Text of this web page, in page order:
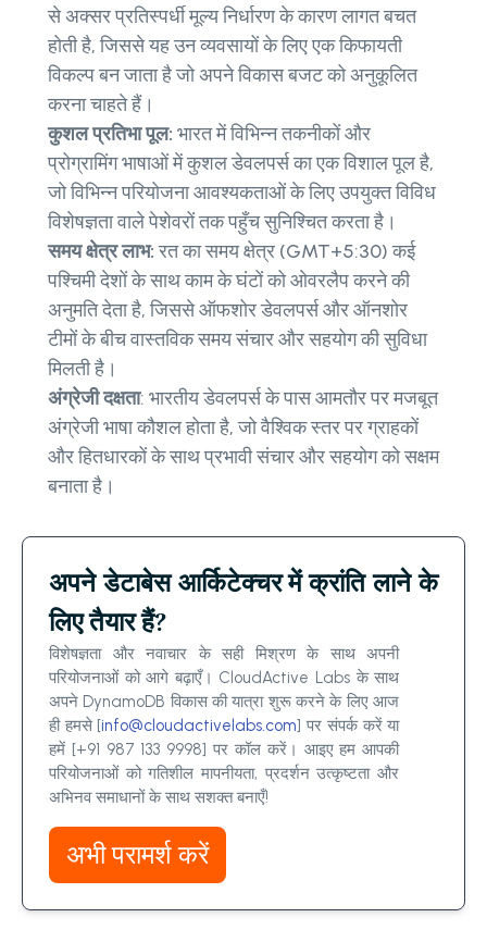
से अक्सर प्रतिस्पर्धी मूल्य निर्धारण के कारण लागत बचत
होती है, जिससे यह उन व्यवसायों के लिए एक किफायती
विकल्प बन जाता है जो अपने विकास बजट को अनुकूलित
करना चाहते हैं।
कुशल प्रतिभा पूल: भारत में विभिन्न तकनीकों और
प्रोग्रामिंग भाषाओं में कुशल डेवलपर्स का एक विशाल पूल है,
जो विभिन्न परियोजना आवश्यकताओं के लिए उपयुक्त विविध
विशेषज्ञता वाले पेशेवरों तक पहुँच सुनिश्चित करता है।
समय क्षेत्र लाभ:रत का समय क्षेत्र (GMT+5:30) कई
पश्चिमी देशों के साथ काम के घंटों को ओवरलैप करने की
अनुमति देता है, जिससे ऑफशोर डेवलपर्स और ऑनशोर
टीमों के बीच वास्तविक समय संचार और सहयोग की सुविधा
मिलती है।
अंग्रेजी दक्षता: भारतीय डेवलपर्स के पास आमतौर पर मजबूत
अंग्रेजी भाषा कौशल होता है, जो वैश्विक स्तर पर ग्राहकों
और हितधारकों के साथ प्रभावी संचार और सहयोग को सक्षम
बनाता है।
अपने डेटाबेस आर्किटेक्चर में क्रांति लाने के
लिए तैयार हैं?
विशेषज्ञता और नवाचार के सही मिश्रण के साथ अपनी
परियोजनाओं को आगे बढ़ाएँ। CloudActive Labs के साथ
अपने DynamoDB विकास की यात्रा शुरू करने के लिए आज
ही हमसे [info@cloudactivelabs.com] पर संपर्क करें या
हमें [+91 987 133 9998] पर कॉल करें। आइए हम आपकी
परियोजनाओं को गतिशील मापनीयता, प्रदर्शन उत्कृष्टता और
अभिनव समाधानों के साथ सशक्त बनाएँ!
अभी परामर्श करें